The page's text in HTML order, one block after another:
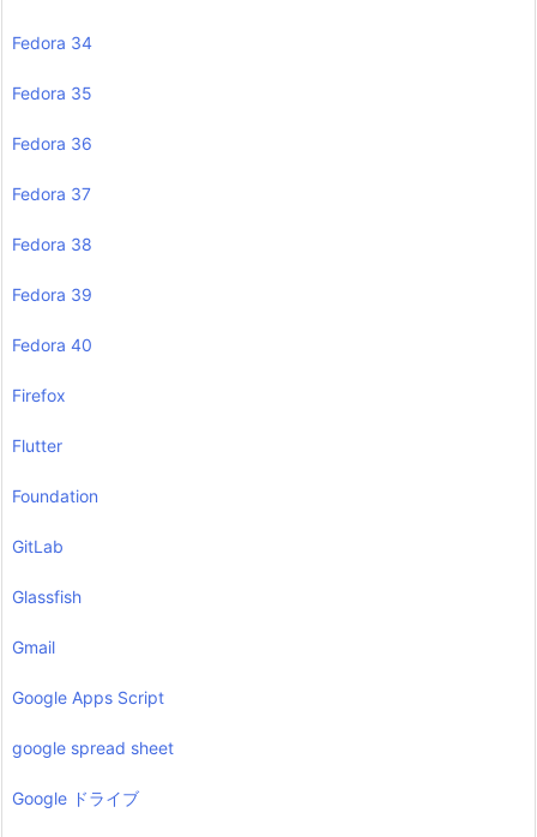
Fedora 34
Fedora 35
Fedora 36
Fedora 37
Fedora 38
Fedora 39
Fedora 40
Firefox
Flutter
Foundation
GitLab
Glassfish
Gmail
Google Apps Script
google spread sheet
Google ドライブ